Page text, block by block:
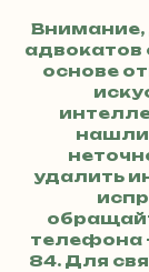
Внимание,
основе
нашли
удалить
телефона
84. Для